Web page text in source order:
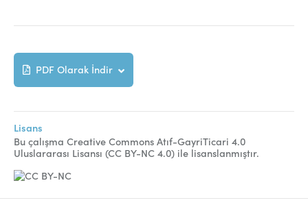
PDF Olarak İndir
Lisans
Bu çalışma Creative Commons Atıf-GayriTicari 4.0
Uluslararası Lisansı (CC BY-NC 4.0) ile lisanslanmıştır.